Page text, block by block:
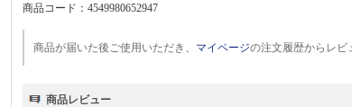
商品コード：4549980652947
商品が届いた後ご使用いただき、 マイページの注文履歴からレビ
商品レビュー